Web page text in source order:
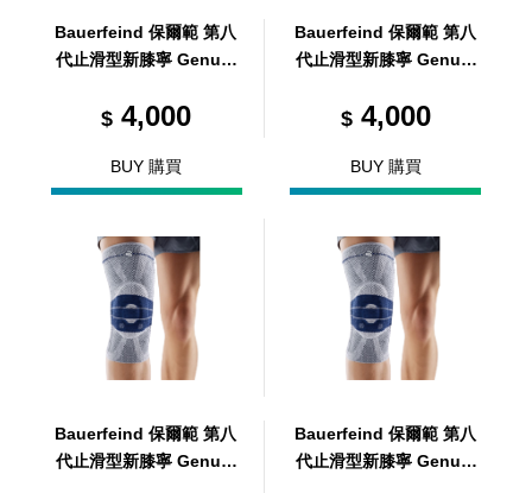
Bauerfeind 保爾範 第八
代止滑型新膝寧 GenuTr
d 5
$4,000
BUY 購買
Bauerfeind 保爾範 第八
代止滑型新膝寧 GenuTr
d 2
$4,000
BUY 購買
Bauerfeind 保爾範 第八
代止滑型新膝寧 GenuTr
Bauerfeind 保爾範 第八
代止滑型新膝寧 GenuTr